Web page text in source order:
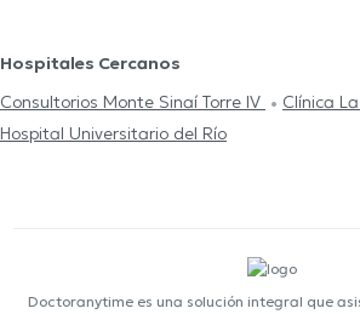
Hospitales Cercanos
Consultorios Monte Sinaí Torre IV
Clínica
Hospital Universitario del Río
Doctoranytime es una solución integral que